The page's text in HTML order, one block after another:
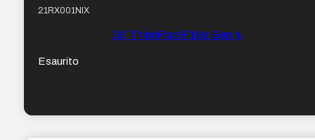
21RX001NIX
16″ ThinkPad P16s Gen 4
Esaurito